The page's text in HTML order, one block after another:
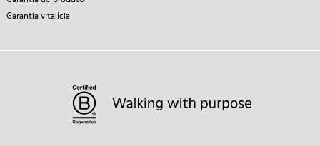
Garantia vitalícia